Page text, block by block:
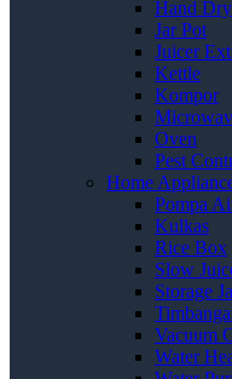
Hand
Jar Pot
Juicer
Kettle
Kompor
Oven
Pest
Home
Pompa
Kulkas
Rice Box
Slow
Storage
Vacuum
Water